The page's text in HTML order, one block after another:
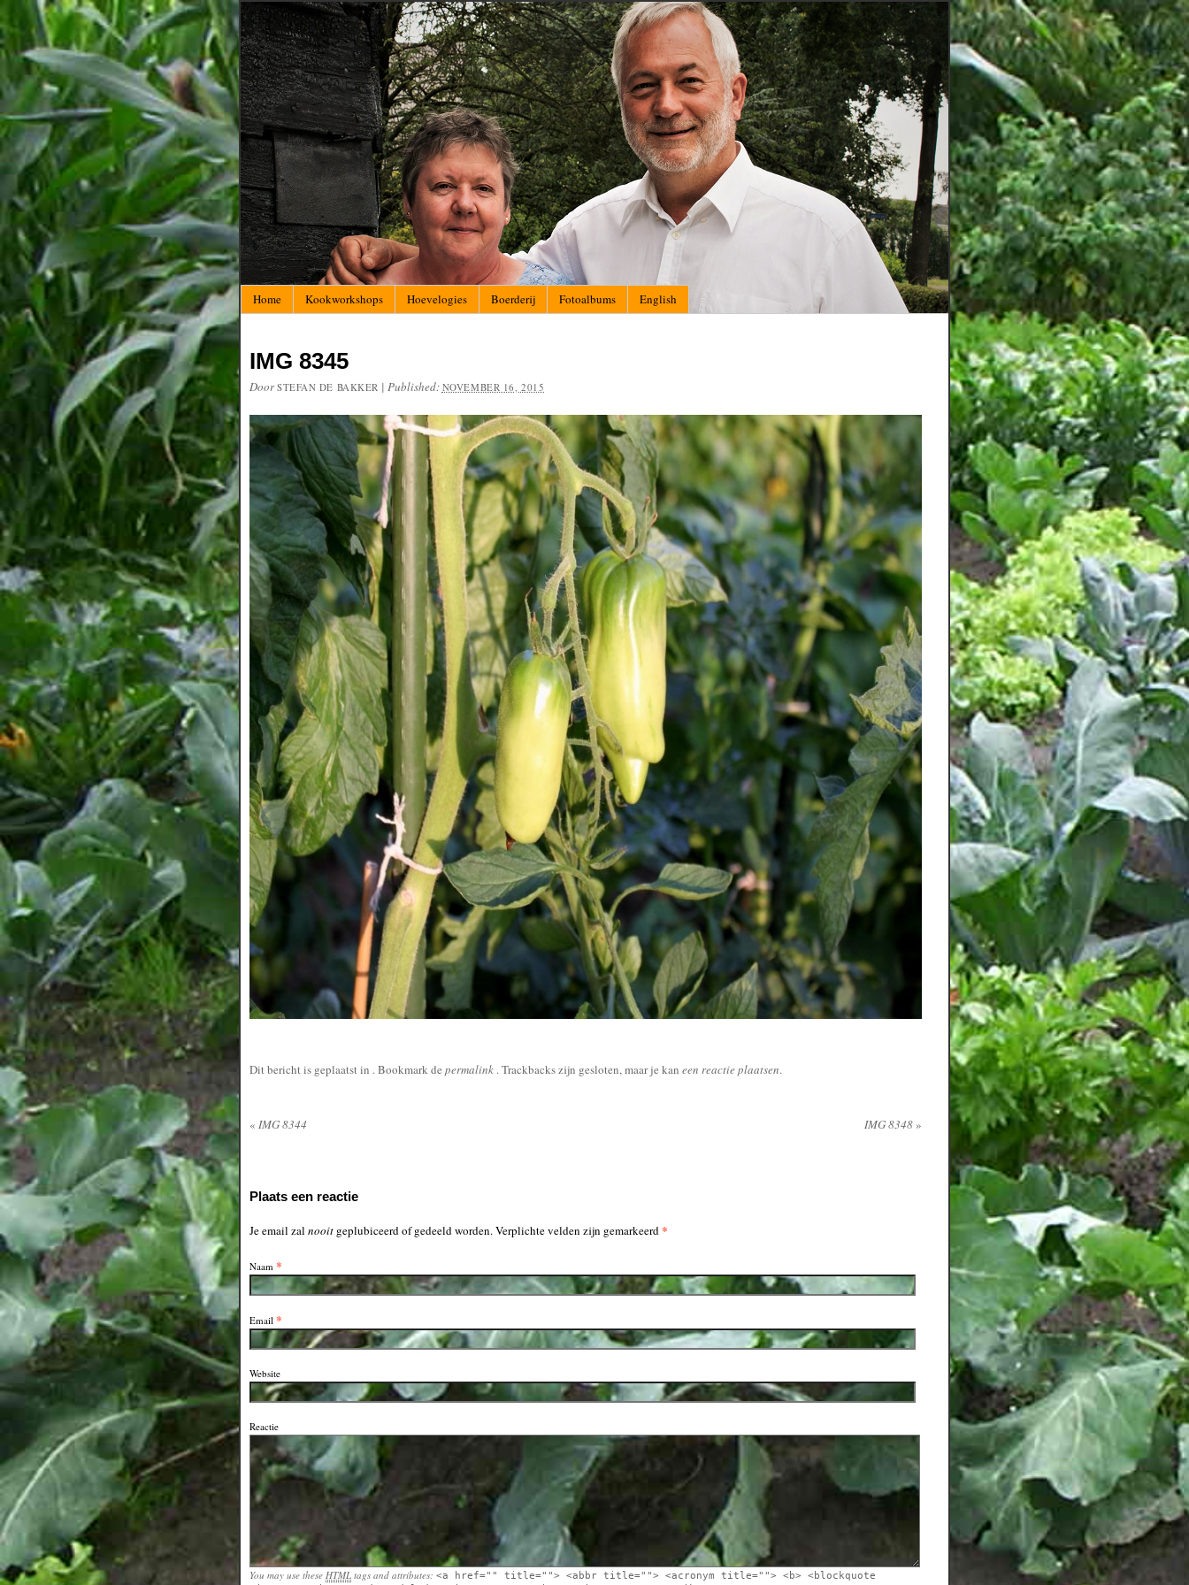
Home Kookworkshops Hoevelogies Boerderij Fotoalbums English
IMG 8345
DoorSTEFAN DE BAKKER | Published: NOVEMBER 16, 2015
Dit bericht is geplaatst in . Bookmark de permalink . Trackbacks zijn gesloten, maar je kan een reactie plaatsen.
« IMG 8344 IMG 8348»
Plaats een reactie
Je email zal nooit geplubiceerd of gedeeld worden. Verplichte velden zijn gemarkeerd*
Naam *
Email *
Website
Reactie
You may use these HTML tags and attributes: <a href="" title=""> <abbr title=""> <acronym title=""> <b> <blockquote